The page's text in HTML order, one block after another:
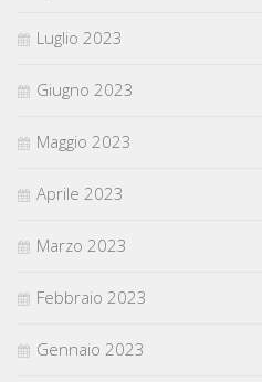
Luglio 2023
Giugno 2023
Maggio 2023
Aprile 2023
Marzo 2023
Febbraio 2023
Gennaio 2023